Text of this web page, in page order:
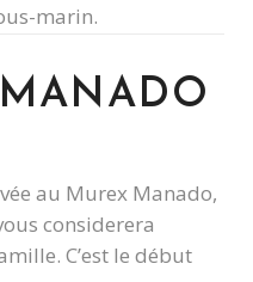
marin.
au Murex Manado,
considerera
C’est le début